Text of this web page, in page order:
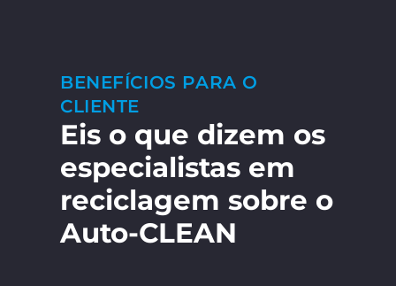
BENEFÍCIOS PARA O
CLIENTE
Eis o que dizem os
especialistas em
reciclagem sobre o
Auto-CLEAN